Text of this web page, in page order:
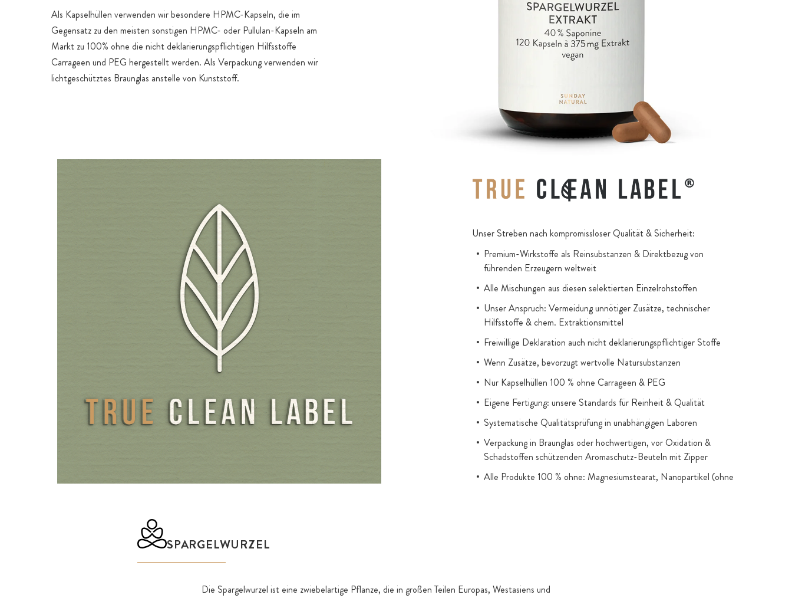
Als Kapselhüllen verwenden wir besondere HPMC-Kapseln, die im
Gegensatz zu den meisten sonstigen HPMC- oder Pullulan-Kapseln am
Markt zu 100% ohne die nicht deklarierungspflichtigen Hilfsstoffe
Carrageen und PEG hergestellt werden. Als Verpackung verwenden wir
lichtgeschütztes Braunglas anstelle von Kunststoff.
Unser Streben nach kompromissloser Qualität & Sicherheit:
Premium-Wirkstoffe als Reinsubstanzen & Direktbezug von
führenden Erzeugern weltweit
Alle Mischungen aus diesen selektierten Einzelrohstoffen
Unser Anspruch: Vermeidung unnötiger Zusätze, technischer
Hilfsstoffe & chem. Extraktionsmittel
Freiwillige Deklaration auch nicht deklarierungspflichtiger Stoffe
Wenn Zusätze, bevorzugt wertvolle Natursubstanzen
Nur Kapselhüllen 100 % ohne Carrageen & PEG
Eigene Fertigung: unsere Standards für Reinheit & Qualität
Systematische Qualitätsprüfung in unabhängigen Laboren
Verpackung in Braunglas oder hochwertigen, vor Oxidation &
Schadstoffen schützenden Aromaschutz-Beuteln mit Zipper
Alle Produkte 100 % ohne: Magnesiumstearat, Nanopartikel (ohne
SPARGELWURZEL
Die Spargelwurzel ist eine zwiebelartige Pflanze, die in großen Teilen Europas, Westasiens und